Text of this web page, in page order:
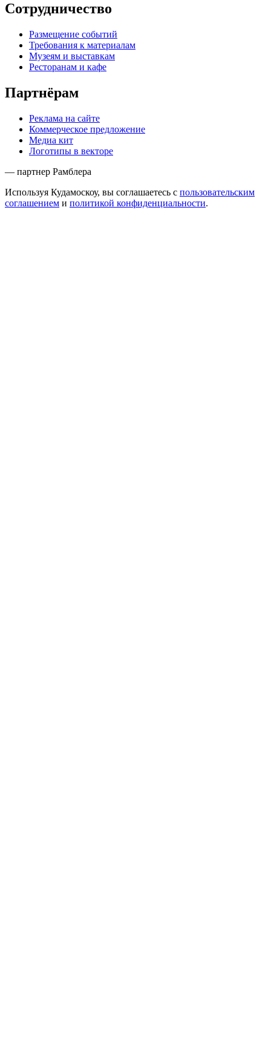
Сотрудничество
Размещение событий
Требования к материалам
Музеям и выставкам
Ресторанам и кафе
Партнёрам
Реклама на сайте
Коммерческое предложение
Медиа кит
Логотипы в векторе
— партнер Рамблера
Используя Кудамоскоу, вы соглашаетесь с пользовательским
соглашением и политикой конфиденциальности.